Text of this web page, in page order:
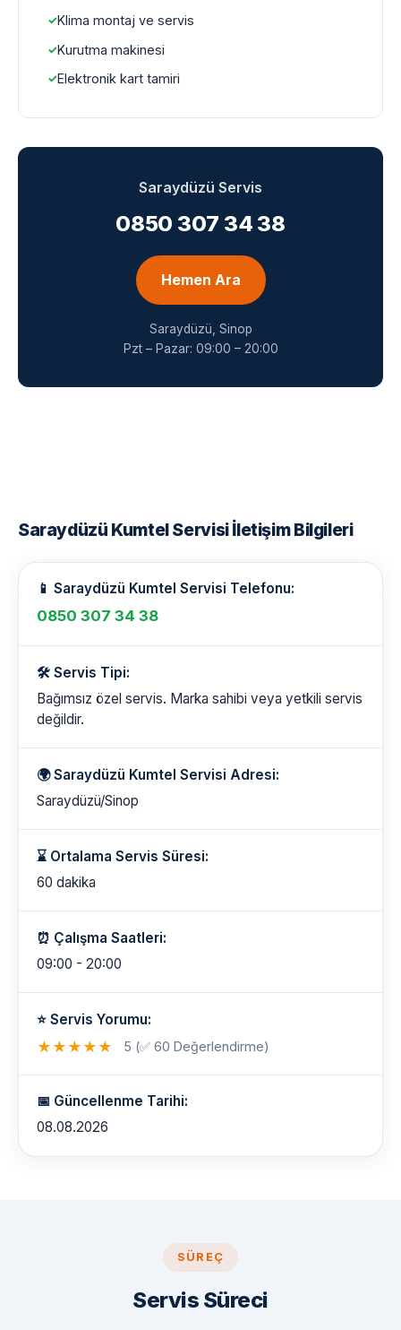
Klima montaj ve servis
Kurutma makinesi
Elektronik kart tamiri
Saraydüzü Servis
0850 307 34 38
Hemen Ara
Saraydüzü, Sinop
Pzt – Pazar: 09:00 – 20:00
Saraydüzü Kumtel Servisi İletişim Bilgileri
📱 Saraydüzü Kumtel Servisi Telefonu:
0850 307 34 38
🛠️ Servis Tipi:
Bağımsız özel servis. Marka sahibi veya yetkili servis
değildir.
🌍 Saraydüzü Kumtel Servisi Adresi:
Saraydüzü/Sinop
⌛ Ortalama Servis Süresi:
60 dakika
⏰ Çalışma Saatleri:
09:00 - 20:00
⭐ Servis Yorumu:
★ ★ ★ ★ ★ 5 (✅ 60 Değerlendirme)
📅 Güncellenme Tarihi:
08.08.2026
SÜREÇ
Servis Süreci